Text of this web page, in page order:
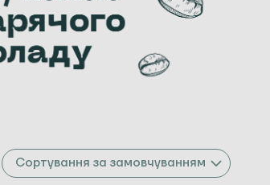
Сортування за замовчуванням